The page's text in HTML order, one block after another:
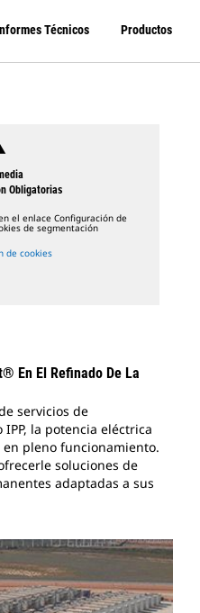
Técnicos Productos
Obligatorias
el enlace Configuración de
de segmentación
de cookies
En El Refinado De La
servicios de
la potencia eléctrica
pleno funcionamiento.
soluciones de
adaptadas a sus